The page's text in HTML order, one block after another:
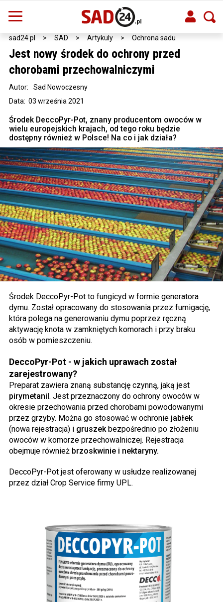
sad24.pl > SAD > Artykuly > Ochrona sadu
Jest nowy środek do ochrony przed
chorobami przechowalniczymi
Data: 03 września 2021
Autor: Sad Nowoczesny
Środek DeccoPyr-Pot, znany producentom owoców w
wielu europejskich krajach, od tego roku będzie
dostępny również w Polsce! Na co i jak działa?
Środek DeccoPyr-Pot to fungicyd w formie generatora
dymu. Został opracowany do stosowania przez fumigację,
która polega na generowaniu dymu poprzez ręczną
aktywację knota w zamkniętych komorach i przy braku
osób w pomieszczeniu.
DeccoPyr-Pot - w jakich uprawach został
zarejestrowany?
Preparat zawiera znaną substancję czynną, jaką jest
pirymetanil. Jest przeznaczony do ochrony owoców w
okresie przechowania przed chorobami powodowanymi
przez grzyby. Można go stosować w ochronie jabłek
(nowa rejestracja) i gruszek bezpośrednio po złożeniu
owoców w komorze przechowalniczej. Rejestracja
obejmuje również brzoskwinie i nektaryny.
DeccoPyr-Pot jest oferowany w usłudze realizowanej
przez dział Crop Service firmy UPL.